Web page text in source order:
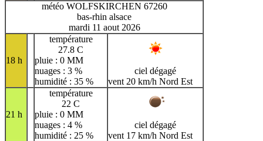
météo WOLFSKIRCHEN 67260
bas-rhin alsace
mardi 11 aout 2026
18 h
température
27.8 C
pluie : 0 MM
nuages : 3 %
humidité : 35 %
ciel dégagé
vent 20 km/h Nord Est
21 h
température
22 C
pluie : 0 MM
nuages : 4 %
humidité : 25 %
ciel dégagé
vent 17 km/h Nord Est